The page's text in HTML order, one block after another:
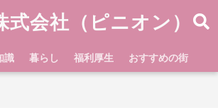
会社（ピニオン）
識 暮らし 福利厚生 おすすめの街